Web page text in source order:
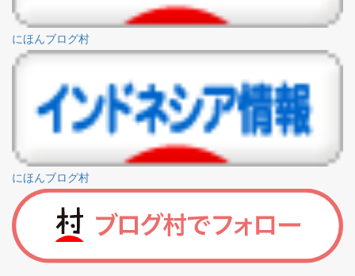
にほんブログ村
にほんブログ村